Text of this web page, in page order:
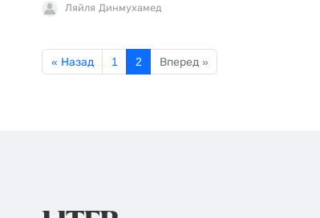
Ляйля Динмухамед
« Назад 1 2 Вперед »